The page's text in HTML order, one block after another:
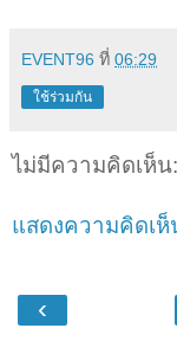
EVENT96 ที่ 06:29
ใช้ร่วมกัน
ไม่มีความคิดเห็น:
แสดงความคิดเห็
‹